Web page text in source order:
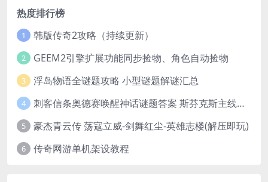
热度排行榜
1 韩版传奇2攻略（持续更新）
2 GEEM2引擎扩展功能同步捡物、角色自动捡物
3 浮岛物语全谜题攻略 小型谜题解谜汇总
4 刺客信条奥德赛唤醒神话谜题答案 斯芬克斯主线攻略
5 豪杰青云传 荡寇立威-剑舞红尘-英雄志楼(解压即玩)
6 传奇网游单机架设教程